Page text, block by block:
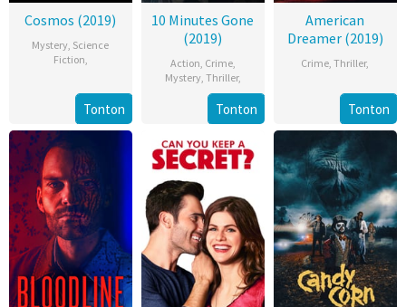
Cosmos (2019)
Mystery, Science
Fiction,
Tonton
10 Minutes Gone
(2019)
Action, Crime,
Mystery, Thriller,
Tonton
American
Dreamer (2019)
Crime,Thriller,
Tonton